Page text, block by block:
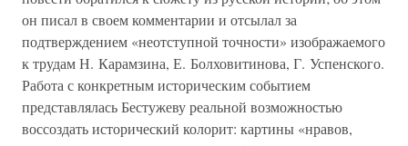
он писал в своем комментарии и отсылал за
подтверждением «неотступной точности» изображаемого
к трудам Н. Карамзина, Е. Болховитинова, Г. Успенского.
Работа с конкретным историческим событием
представлялась Бестужеву реальной возможностью
воссоздать исторический колорит: картины «нравов,